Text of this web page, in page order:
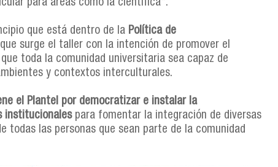
para áreas como la científica”.
que está dentro de la Política de
surge el taller con la intención de promover el
toda la comunidad universitaria sea capaz de
y contextos interculturales.
el Plantel por democratizar e instalar la
institucionalespara fomentar la integración de diversas
todas las personas que sean parte de la comunidad